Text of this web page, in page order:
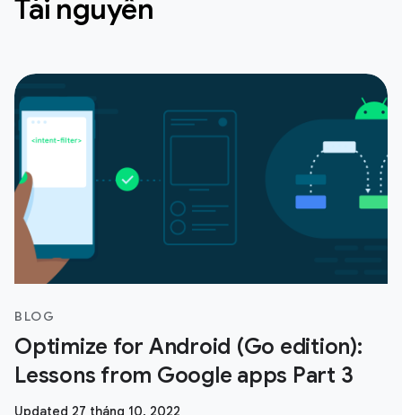
Tài nguyên
BLOG
Optimize for Android (Go edition):
Lessons from Google apps Part 3
Updated 27 tháng 10, 2022